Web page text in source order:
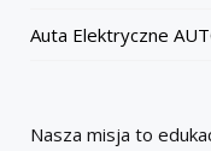
Auta Elektryczne
Nasza misja to